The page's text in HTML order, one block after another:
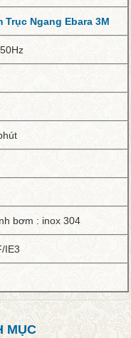
Trục Ngang Ebara 3M
bơm : inox 304
IE3
MỤC